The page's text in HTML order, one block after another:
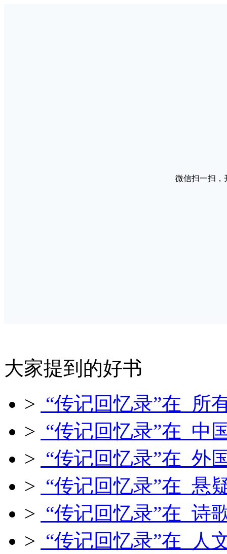
微信扫一扫，
大家提到的好书
> “传记回忆录”在 所
> “传记回忆录”在 中
> “传记回忆录”在 外
> “传记回忆录”在 悬
> “传记回忆录”在 诗
> “传记回忆录”在 人